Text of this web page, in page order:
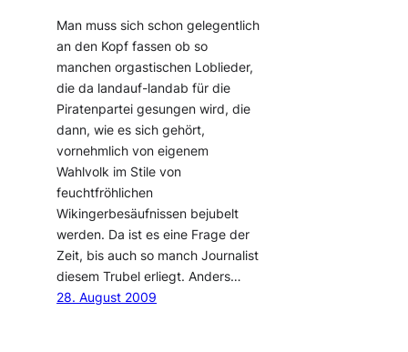
Man muss sich schon gelegentlich
an den Kopf fassen ob so
manchen orgastischen Loblieder,
die da landauf-landab für die
Piratenpartei gesungen wird, die
dann, wie es sich gehört,
vornehmlich von eigenem
Wahlvolk im Stile von
feuchtfröhlichen
Wikingerbesäufnissen bejubelt
werden. Da ist es eine Frage der
Zeit, bis auch so manch Journalist
diesem Trubel erliegt. Anders…
28. August 2009